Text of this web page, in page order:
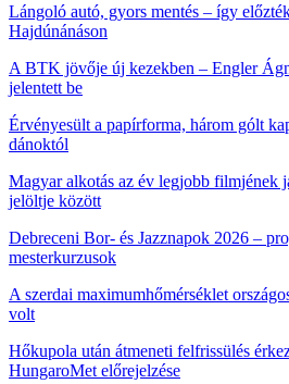
Lángoló autó, gyors mentés – így
Hajdúnánáson
A BTK jövője új kezekben – Engler
jelentett be
Érvényesült a papírforma, három gólt
dánoktól
Magyar alkotás az év legjobb filmjének
jelöltje között
Debreceni Bor- és Jazznapok 2026 –
mesterkurzusok
A szerdai maximumhőmérséklet
volt
Hőkupola után átmeneti felfrissülés
HungaroMet előrejelzése